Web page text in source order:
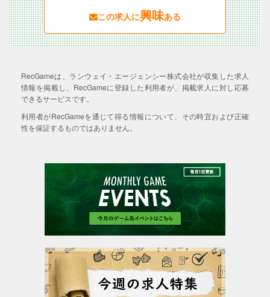
この求人に興味ある
RecGameは、ランウェイ・エージェンシー株式会社が収集した求人
情報を掲載し、RecGameに登録した利用者が、掲載求人に対し応募
できるサービスです。
利用者がRecGameを通じて得る情報について、その時宜および正確
性を保証するものではありません。